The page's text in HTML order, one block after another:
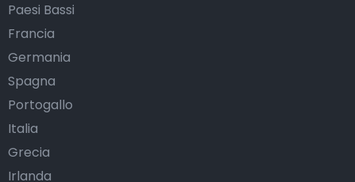
Paesi Bassi
Francia
Germania
Spagna
Portogallo
Italia
Grecia
Irlanda